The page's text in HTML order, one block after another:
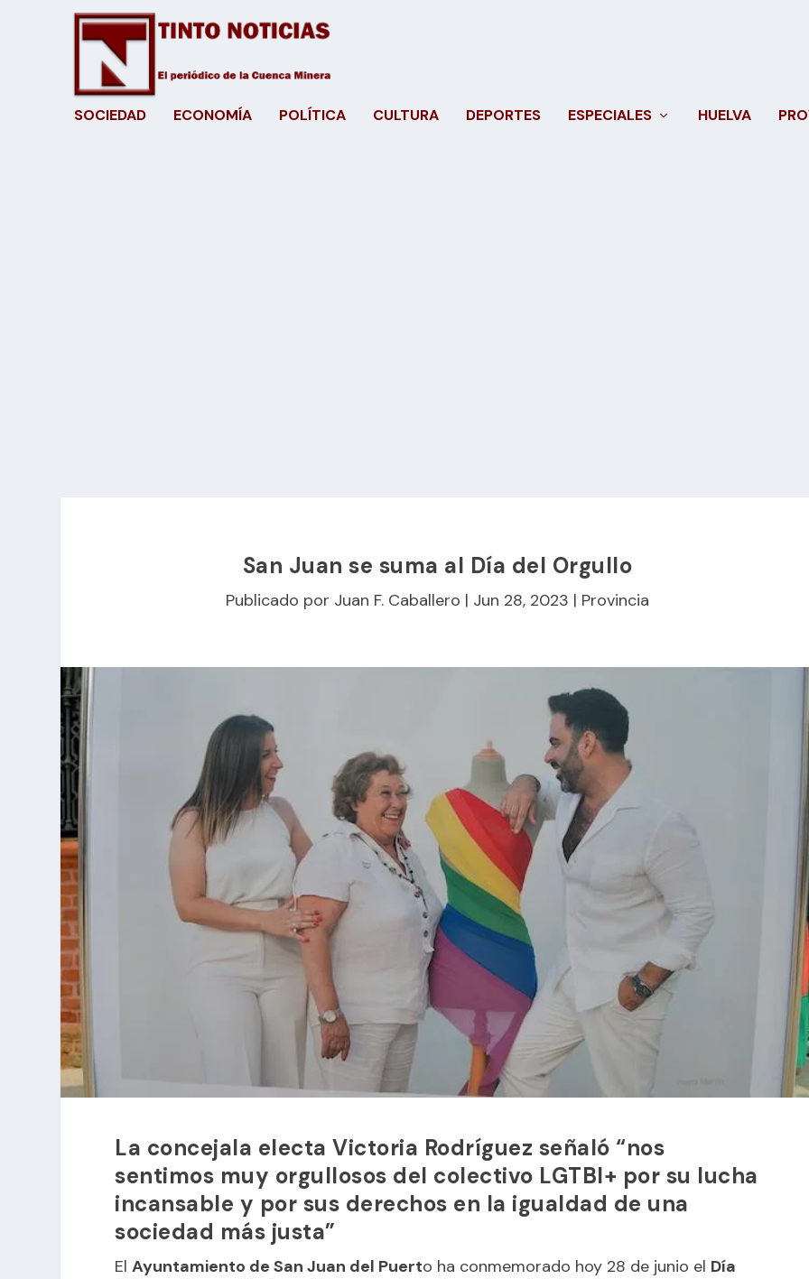
SOCIEDAD ECONOMÍA POLÍTICA CULTURA DEPORTES ESPECIALES HUELVA
San Juan se suma al Día del Orgullo
Publicado por Juan F. Caballero | Jun 28, 2023 | Provincia
La concejala electa Victoria Rodríguez señaló “nos
sentimos muy orgullosos del colectivo LGTBI+ por su lucha
incansable y por sus derechos en la igualdad de una
sociedad más justa”
ElAyuntamiento de San Juan del Puerto ha conmemorado hoy 28 de junio el Día